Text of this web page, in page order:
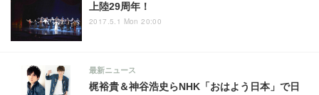
上陸29周年！
2017.5.1 Mon 20:00
梶裕貴＆神谷浩史らNHK「おはよう日本」で日
最新ニュース